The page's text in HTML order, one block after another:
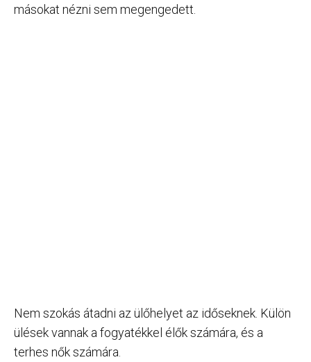
másokat nézni sem megengedett.
Nem szokás átadni az ülőhelyet az időseknek. Külön
ülések vannak a fogyatékkel élők számára, és a
terhes nők számára.